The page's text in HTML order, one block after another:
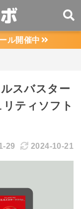
ル開催中
スバスター
ティソフト
29 2024-10-21